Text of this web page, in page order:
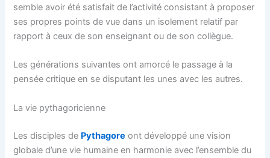
semble avoir été satisfait de l’activité consistant à proposer
ses propres points de vue dans un isolement relatif par
rapport à ceux de son enseignant ou de son collègue.
Les générations suivantes ont amorcé le passage à la
pensée critique en se disputant les unes avec les autres.
La vie pythagoricienne
Les disciples de Pythagore ont développé une vision
globale d’une vie humaine en harmonie avec l’ensemble du